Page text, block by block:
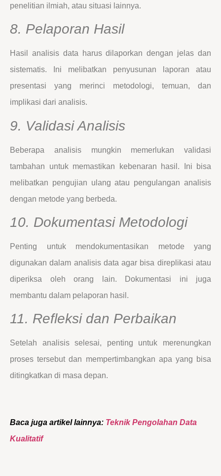
penelitian ilmiah, atau situasi lainnya.
8. Pelaporan Hasil
Hasil analisis data harus dilaporkan dengan jelas dan
sistematis. Ini melibatkan penyusunan laporan atau
presentasi yang merinci metodologi, temuan, dan
implikasi dari analisis.
9. Validasi Analisis
Beberapa analisis mungkin memerlukan validasi
tambahan untuk memastikan kebenaran hasil. Ini bisa
melibatkan pengujian ulang atau pengulangan analisis
dengan metode yang berbeda.
10. Dokumentasi Metodologi
Penting untuk mendokumentasikan metode yang
digunakan dalam analisis data agar bisa direplikasi atau
diperiksa oleh orang lain. Dokumentasi ini juga
membantu dalam pelaporan hasil.
11. Refleksi dan Perbaikan
Setelah analisis selesai, penting untuk merenungkan
proses tersebut dan mempertimbangkan apa yang bisa
ditingkatkan di masa depan.
Baca juga artikel lainnya: Teknik Pengolahan Data
Kualitatif